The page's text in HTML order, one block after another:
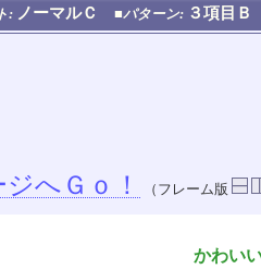
: ノーマルＣ ■パターン: ３項目
へＧｏ！ （フレーム版
かわい